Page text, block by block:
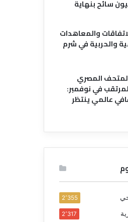
مليون سائح بنهاية
والمعاهدات
والحربية في شرم
المصري
في نوفمبر:
عالمي ينتظر
2٬355
2٬317